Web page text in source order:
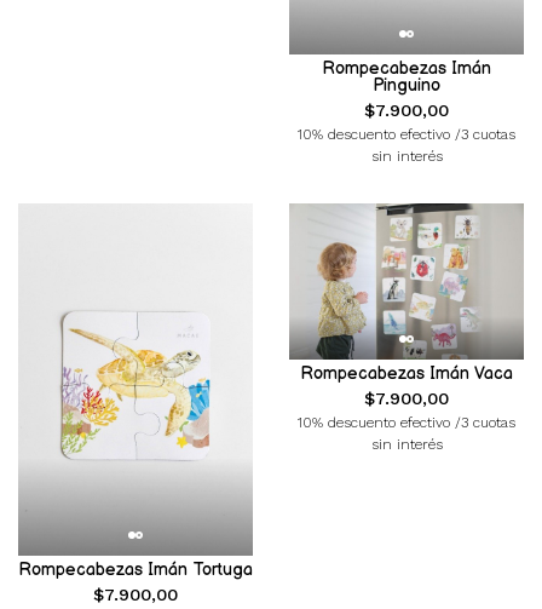
Rompecabezas Imán
Pinguino
$7.900,00
10% descuento efectivo /3 cuotas
sin interés
Rompecabezas Imán Tortuga
$7.900,00
Rompecabezas Imán Vaca
$7.900,00
10% descuento efectivo /3 cuotas
sin interés